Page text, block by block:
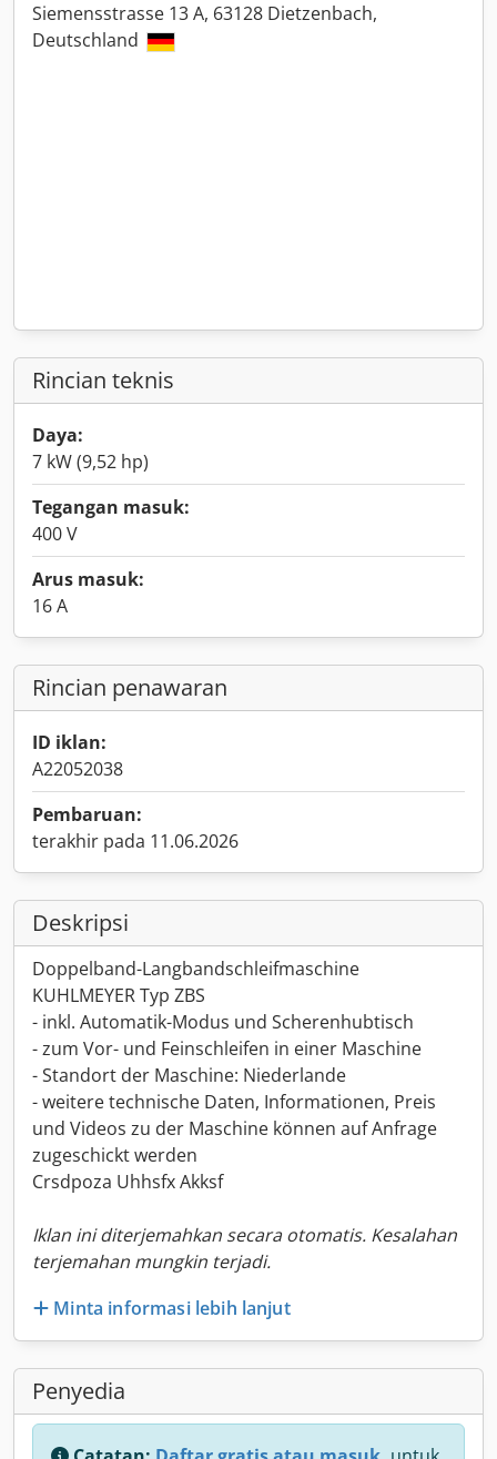
Siemensstrasse 13 A, 63128 Dietzenbach,
Deutschland
Rincian teknis
Daya:
7 kW (9,52 hp)
Tegangan masuk:
400 V
Arus masuk:
16 A
Rincian penawaran
ID iklan:
A22052038
Pembaruan:
terakhir pada 11.06.2026
Deskripsi
Doppelband-Langbandschleifmaschine
KUHLMEYER Typ ZBS
- inkl. Automatik-Modus und Scherenhubtisch
- zum Vor- und Feinschleifen in einer Maschine
- Standort der Maschine: Niederlande
- weitere technische Daten, Informationen, Preis
und Videos zu der Maschine können auf Anfrage
zugeschickt werden
Crsdpoza Uhhsfx Akksf
Iklan ini diterjemahkan secara otomatis. Kesalahan
terjemahan mungkin terjadi.
Minta informasi lebih lanjut
Penyedia